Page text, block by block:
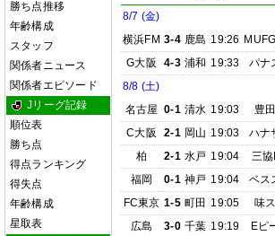
勝ち点推移
年齢構成
スタッフ
関係者ニュース
関係者エピソード
Jリーグ記録
順位表
勝ち点
得点ランキング
得失点
年齢構成
星取表
8/7 (金)
横浜FM 3-4 鹿島 19:26
G大阪
4-3 浦和 19:33
パナ
8/8 (土)
名古屋 0-1 清水 19:03
豊
C大阪
2-1 岡山 19:03
ハナ
柏
2-1 水戸 19:04
三協
福岡
0-1 神戸 19:04
ベス
FC東京 1-5 町田 19:05
味
広島
3-0 千葉 19:19
Eピ